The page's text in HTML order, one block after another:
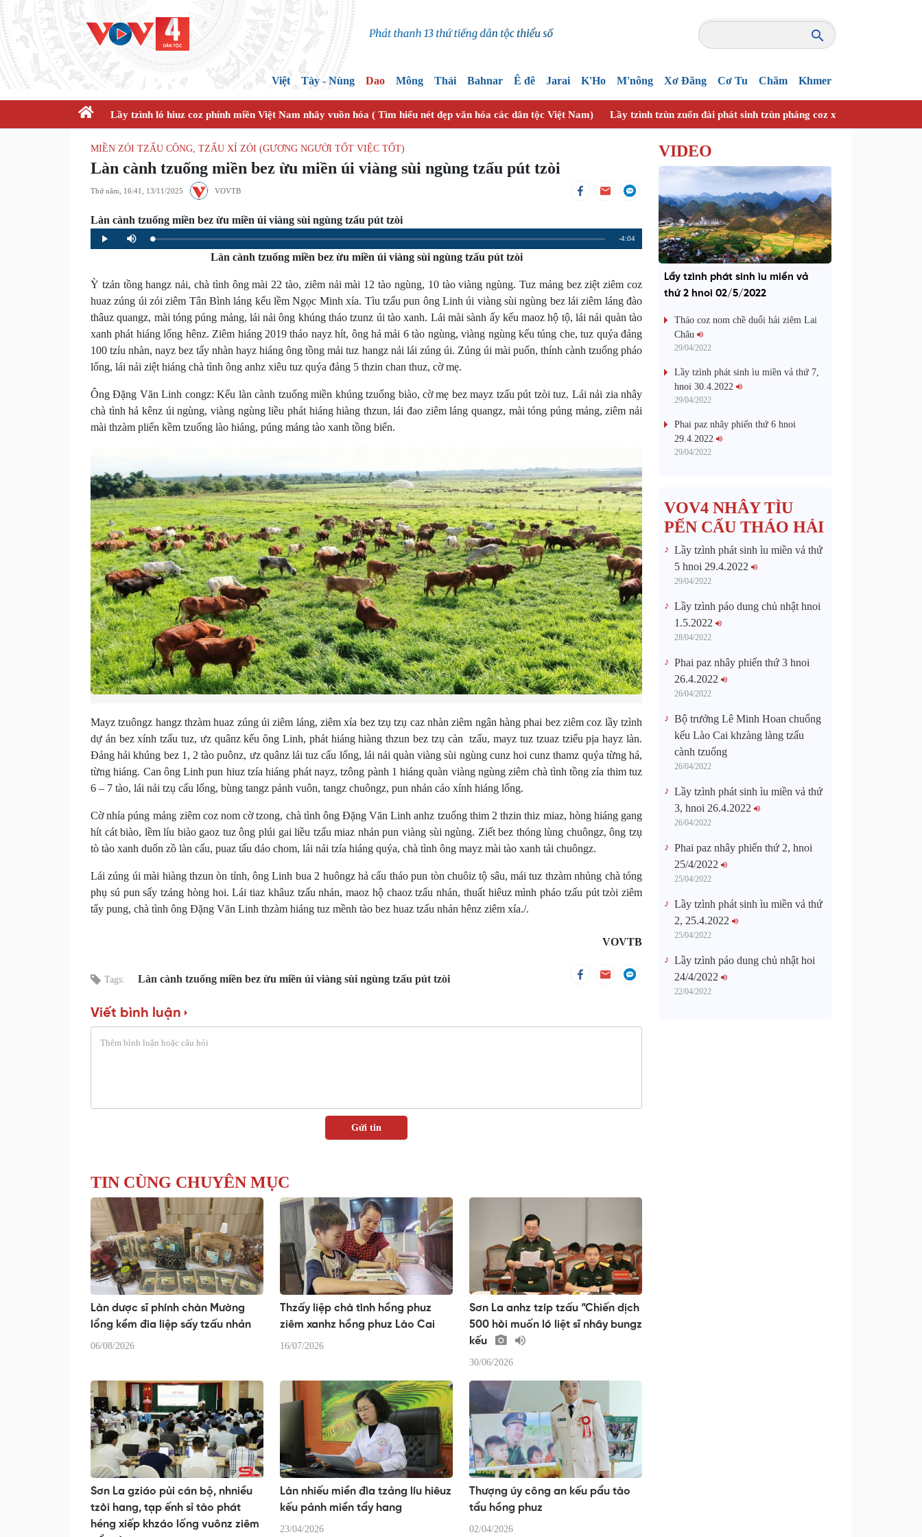
Việt Tày - Nùng Dao Mông Thái Bahnar Ê đê Jarai K'Ho M'nông Xơ Đăng Cơ Tu Chăm Khmer
Lầy tzình ló hiuz coz phính miền Việt Nam nhây vuồn hóa ( Tìm hiểu nét đẹp văn hóa các dân tộc Việt Nam) Lầy tzình tzùn zuốn đài phát sinh tzùn pháng coz xanhz nhây vuồn
MIỀN ZÓI TZẤU CÔNG, TZẤU XỈ ZÓI (GƯƠNG NGƯỜI TỐT VIỆC TỐT)
Làn cành tzuống miền bez ừu miền úi viàng sùi ngùng tzấu pút tzòi
Thứ năm, 16:41, 13/11/2025 VOVTB
Làn cành tzuống miền bez ừu miền úi viàng sùi ngùng tzấu pút tzòi
Play Mute Loaded:
0%
Progress:
0%
Remaining
-4:04
Làn cành tzuống miền bez ừu miền úi viàng sùi ngùng tzấu pút tzòi
Ỳ tzản tồng hangz nải, chà tình ông mài 22 tào, ziêm nải mài 12 tào ngùng, 10 tào viàng ngùng. Tuz mảng bez ziệt ziêm coz
huaz zúng úi zói ziêm Tân Bình láng kếu lềm Ngọc Minh xía. Tìu tzấu pun ông Linh úi viàng sùi ngùng bez lái ziêm láng đào
thâuz quangz, mài tóng púng mảng, lái nải ông khúng tháo tzunz úi tào xanh. Lái mài sành ấy kếu maoz hộ tộ, lái nải quàn tào
xanh phát hiáng lống hênz. Ziêm hiáng 2019 tháo nayz hít, ông hả mải 6 tào ngùng, viàng ngùng kếu túng che, tuz quýa đảng
100 tzỉu nhàn, nayz bez tấy nhàn hayz hiáng ông tồng mải tuz hangz nải lái zúng úi. Zúng úi mài puốn, thính cành tzuống pháo
lống, lái nải ziệt hiáng chà tình ông anhz xiêu tuz quýa đảng 5 thzin chan thuz, cờ mẹ.
Ông Đặng Văn Linh congz: Kếu làn cành tzuống miền khúng tzuống biào, cờ mẹ bez mayz tzấu pút tzòi tuz. Lái nải zia nhây
chà tình hả kênz úi ngùng, viàng ngùng liều phát hiáng hiàng thzun, lái đao ziêm láng quangz, mài tóng púng mảng, ziêm nải
mài thzàm pliến kềm tzuống lào hiáng, púng mảng tào xanh tồng biển.
Mayz tzuôngz hangz thzàm huaz zúng úi ziêm láng, ziêm xía bez tzụ tzụ caz nhàn ziêm ngân hàng phai bez ziêm coz lầy tzình
dự án bez xính tzấu tuz, ưz quânz kếu ông Linh, phát hiáng hiàng thzun bez tzụ càn tzấu, mayz tuz tzuaz tziểu pịa hayz làn.
Đảng hải khúng bez 1, 2 tào puônz, ưz quânz lái tuz cấu lống, lái nải quàn viàng sùi ngùng cunz hoi cunz thamz quýa từng há,
từng hiáng. Can ông Linh pun hiuz tzía hiáng phát nayz, tzông pành 1 hiáng quàn viàng ngùng ziêm chà tình tồng zỉa thim tuz
6 – 7 tào, lái nải tzụ cấu lống, bùng tangz pảnh vuôn, tangz chuôngz, pun nhản cáo xính hiáng lống.
Cờ nhỉa púng mảng ziêm coz nom cờ tzong, chà tình ông Đặng Văn Linh anhz tzuống thim 2 thzin thiz miaz, hòng hiáng gang
hít cát biào, lềm líu biào gaoz tuz ông plúi gai liều tzấu miaz nhản pun viàng sùi ngùng. Ziết bez thóng lùng chuôngz, ông tzụ
tò tào xanh duốn zồ làn cấu, puaz tấu dáo chom, lái nải tzía hiáng quýa, chà tình ông mayz mài tào xanh tải chuôngz.
Lái zúng úi mài hiàng thzun òn tỉnh, ông Linh bua 2 huôngz hả cấu tháo pun tòn chuôiz tộ sâu, mái tuz thzàm nhủng chà tóng
phụ sú pun sấy tzảng hòng hoi. Lái tiaz khâuz tzấu nhản, maoz hộ chaoz tzấu nhản, thuất hiêuz mình pháo tzấu pút tzòi ziêm
tẩy pung, chà tình ông Đặng Văn Linh thzàm hiáng tuz mềnh tào bez huaz tzấu nhản hênz ziêm xía./.
VOVTB
Tags: Làn cành tzuống miền bez ừu miền úi viàng sùi ngùng tzấu pút tzòi
Viết bình luận
TIN CÙNG CHUYÊN MỤC
Làn dược sĩ phính chàn Mường
lổng kềm đia liệp sấy tzấu nhản
06/08/2026
Thzấy liệp chà tình hồng phuz
ziêm xanhz hồng phuz Lào Cai
16/07/2026
Sơn La anhz tzíp tzấu “Chiến dịch
500 hòi muốn ló liệt sĩ nhây bungz
kếu
30/06/2026
Sơn La gziáo pủi cán bộ, nhniều
tzòi hang, tạp ếnh sỉ tào phát
héng xiếp khzáo lống vuônz ziêm
Làn nhiếu miền đìa tzảng líu hiêuz
kếu pảnh miền tẩy hang
23/04/2026
Thượng úy công an kếu pẩu tào
tẩu hồng phuz
02/04/2026
VIDEO
Lầy tzình phát sinh ìu miền vả
thứ 2 hnoi 02/5/2022
Tháo coz nom chề duổi hải ziêm Lai
Châu
29/04/2022
Lầy tzình phát sinh ìu miền vả thứ 7,
hnoi 30.4.2022
29/04/2022
Phai paz nhây phiến thứ 6 hnoi
29.4.2022
29/04/2022
VOV4 NHÂY TÌU
PẾN CẤU THÁO HẢI
Lầy tzình phát sinh ìu miền vả thứ
5 hnoi 29.4.2022
29/04/2022
Lầy tzình páo dung chủ nhật hnoi
1.5.2022
28/04/2022
Phai paz nhây phiến thứ 3 hnoi
26.4.2022
26/04/2022
Bộ trưởng Lê Minh Hoan chuổng
kếu Lào Cai khzàng làng tzấu
cành tzuống​
26/04/2022
Lầy tzình phát sinh ìu miền vả thứ
3, hnoi 26.4.2022
26/04/2022
Phai paz nhây phiến thứ 2, hnoi
25/4/2022
25/04/2022
Lầy tzình phát sinh ìu miền vả thứ
2, 25.4.2022
25/04/2022
Lầy tzình páo dung chủ nhật hoi
24/4/2022
22/04/2022